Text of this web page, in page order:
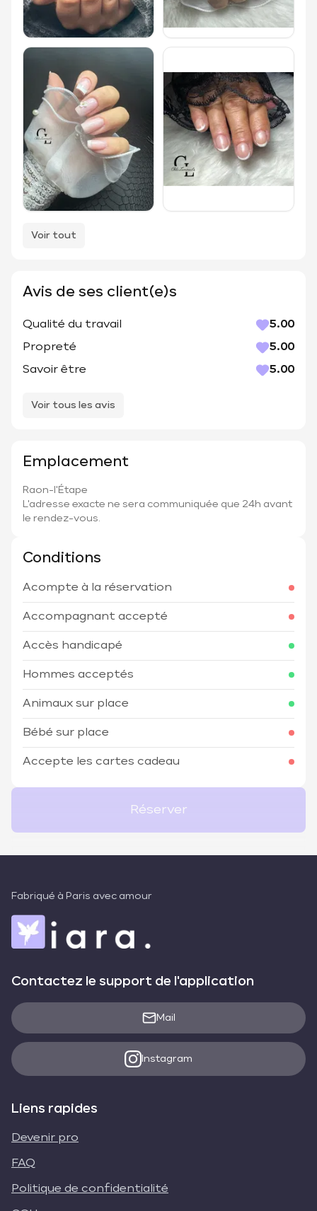
Voir tout
Avis de ses client(e)s
Qualité du travail
5.00
Propreté
5.00
Savoir être
5.00
Voir tous les avis
Emplacement
Raon-l'Étape
L'adresse exacte ne sera communiquée que 24h avant
le rendez-vous.
Conditions
Acompte à la réservation
Accompagnant accepté
Accès handicapé
Hommes acceptés
Animaux sur place
Bébé sur place
Accepte les cartes cadeau
Réserver
Fabriqué à Paris avec amour
Contactez le support de l'application
Mail
Instagram
Liens rapides
Devenir pro
FAQ
Politique de confidentialité